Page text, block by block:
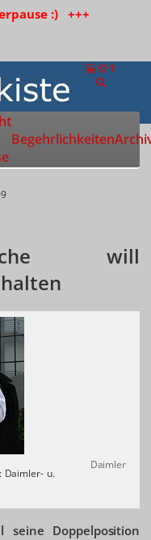
:) +++
Begehrlichkeiten
will
Daimler
Daimler- u.
seine Doppelposition